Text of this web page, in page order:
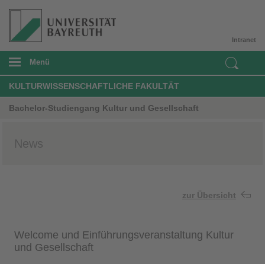
Intranet
Menü
KULTURWISSENSCHAFTLICHE FAKULTÄT
Bachelor-Studiengang Kultur und Gesellschaft
News
zur Übersicht
Welcome und Einführungsveranstaltung Kultur
und Gesellschaft